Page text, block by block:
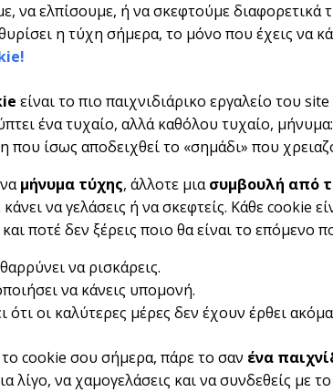
να ελπίσουμε, ή να σκεφτούμε διαφορετικά
η τύχη σήμερα, το μόνο που έχεις να
είναι το πιο παιχνιδιάρικο εργαλείο του
ένα τυχαίο, αλλά καθόλου τυχαίο,
που ίσως αποδειχθεί το «σημάδι» που
μήνυμα τύχης, άλλοτε μιασυμβουλή από
να γελάσεις ή να σκεφτείς. Κάθε cookie
ποτέ δεν ξέρεις ποιο θα είναι το επόμενο
να ρισκάρεις.
να κάνεις υπομονή.
ότι οι καλύτερες μέρες δεν έχουν έρθει
το cookie σου σήμερα, πάρε το σαν ένα
λίγο, να χαμογελάσεις και να συνδεθείς με